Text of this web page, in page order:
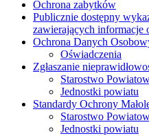
Ochrona zabytków
Publicznie dostępny
zawierających informacje
Ochrona Danych
Oświadczenia
Zgłaszanie
Starostwo
Jednostki powiatu
Standardy Ochrony
Starostwo
Jednostki powiatu